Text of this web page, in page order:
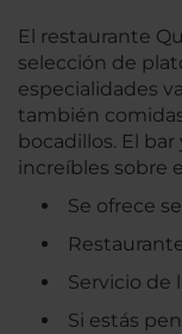
El restaurante
selección de
especialidades
también
bocadillos. El
increíbles sobre
Se ofrece
Servicio de
Si estás